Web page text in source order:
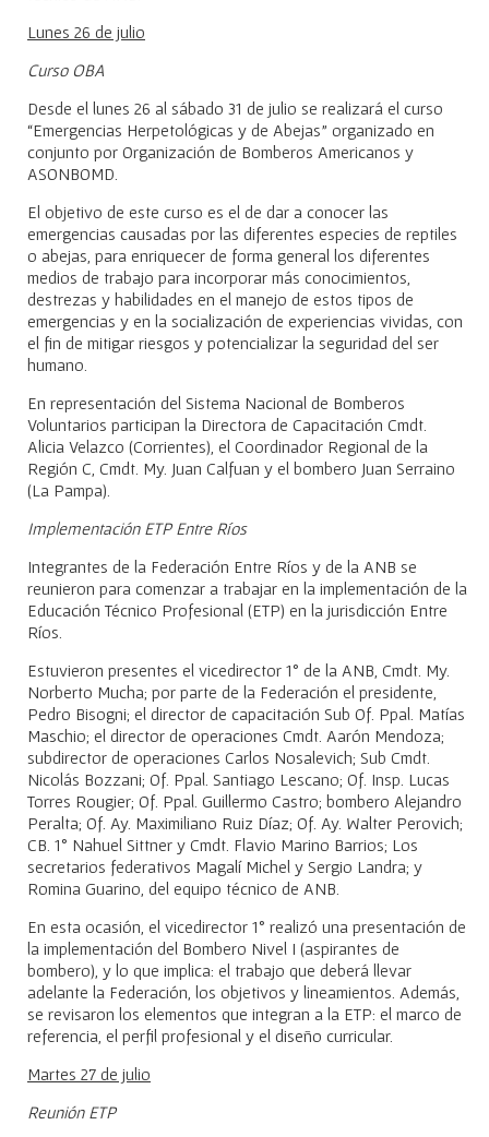
Lunes 26 de julio
Curso OBA
Desde el lunes 26 al sábado 31 de julio se realizará el curso
“Emergencias Herpetológicas y de Abejas” organizado en
conjunto por Organización de Bomberos Americanos y
ASONBOMD.
El objetivo de este curso es el de dar a conocer las
emergencias causadas por las diferentes especies de reptiles
o abejas, para enriquecer de forma general los diferentes
medios de trabajo para incorporar más conocimientos,
destrezas y habilidades en el manejo de estos tipos de
emergencias y en la socialización de experiencias vividas, con
el fin de mitigar riesgos y potencializar la seguridad del ser
humano.
En representación del Sistema Nacional de Bomberos
Voluntarios participan la Directora de Capacitación Cmdt.
Alicia Velazco (Corrientes), el Coordinador Regional de la
Región C, Cmdt. My. Juan Calfuan y el bombero Juan Serraino
(La Pampa).
Implementación ETP Entre Ríos
Integrantes de la Federación Entre Ríos y de la ANB se
reunieron para comenzar a trabajar en la implementación de la
Educación Técnico Profesional (ETP) en la jurisdicción Entre
Ríos.
Estuvieron presentes el vicedirector 1° de la ANB, Cmdt. My.
Norberto Mucha; por parte de la Federación el presidente,
Pedro Bisogni; el director de capacitación Sub Of. Ppal. Matías
Maschio; el director de operaciones Cmdt. Aarón Mendoza;
subdirector de operaciones Carlos Nosalevich; Sub Cmdt.
Nicolás Bozzani; Of. Ppal. Santiago Lescano; Of. Insp. Lucas
Torres Rougier; Of. Ppal. Guillermo Castro; bombero Alejandro
Peralta; Of. Ay. Maximiliano Ruiz Díaz; Of. Ay. Walter Perovich;
CB. 1° Nahuel Sittner y Cmdt. Flavio Marino Barrios; Los
secretarios federativos Magalí Michel y Sergio Landra; y
Romina Guarino, del equipo técnico de ANB.
En esta ocasión, el vicedirector 1° realizó una presentación de
la implementación del Bombero Nivel I (aspirantes de
bombero), y lo que implica: el trabajo que deberá llevar
adelante la Federación, los objetivos y lineamientos. Además,
se revisaron los elementos que integran a la ETP: el marco de
referencia, el perfil profesional y el diseño curricular.
Martes 27 de julio
Reunión ETP